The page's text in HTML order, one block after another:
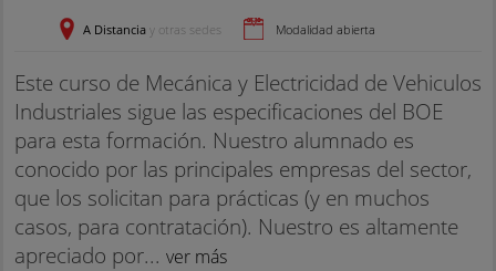
A Distancia y otras sedes Modalidad abierta
Este curso de Mecánica y Electricidad de Vehiculos
Industriales sigue las especificaciones del BOE
para esta formación. Nuestro alumnado es
conocido por las principales empresas del sector,
que los solicitan para prácticas (y en muchos
casos, para contratación). Nuestro es altamente
apreciado por... ver más